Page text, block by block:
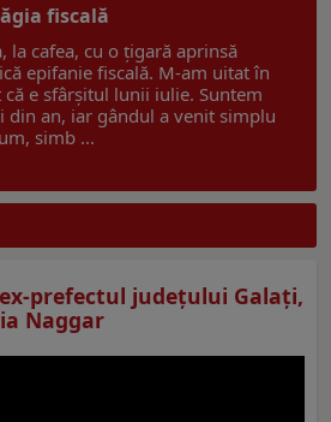
fiscală
la cafea, cu o țigară aprinsă
epifanie fiscală. M-am uitat în
e sfârșitul lunii iulie. Suntem
din an, iar gândul a venit simplu
simb ...
prefectul judeţului Galaţi,
Naggar